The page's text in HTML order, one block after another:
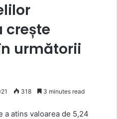
crește
următorii
318 3 minutes read
a atins valoarea de 5,24